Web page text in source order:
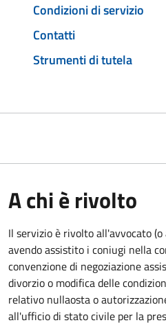
Condizioni di servizio
Contatti
Strumenti di tutela
A chi è rivolto
Il servizio è rivolto all'avvocato
avendo assistito i coniugi nella
convenzione di negoziazione
divorzio o modifica delle
relativo nullaosta o
all'ufficio di stato civile per la